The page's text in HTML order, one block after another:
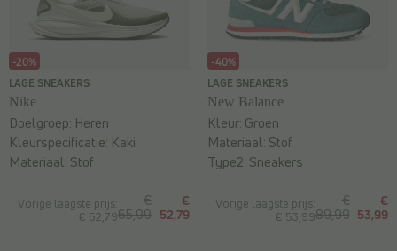
-20%
LAGE SNEAKERS
Nike
Vorige laagste prijs:
€ 52,79
€
65,99
€
52,79
Doelgroep: Heren
Kleurspecificatie: Kaki
Materiaal: Stof
-40%
LAGE SNEAKERS
New Balance
Vorige laagste prijs:
€ 53,99
€
89,99
€
53,99
Kleur: Groen
Materiaal: Stof
Type2: Sneakers